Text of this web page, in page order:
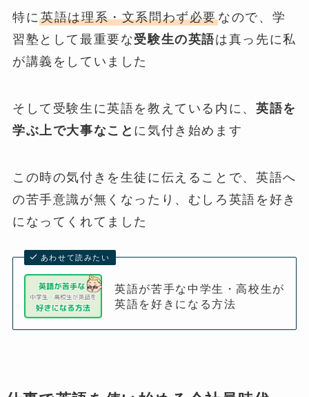
特に英語は理系・文系問わず必要なので、学
習塾として最重要な受験生の英語は真っ先に私
が講義をしていました
そして受験生に英語を教えている内に、 英語を
学ぶ上で大事なこと に気付き始めます
この時の気付きを生徒に伝えることで、英語へ
の苦手意識が無くなったり、むしろ英語を好き
になってくれてました
あわせて読みたい
英語が苦手な中学生・高校生が
英語を好きになる方法